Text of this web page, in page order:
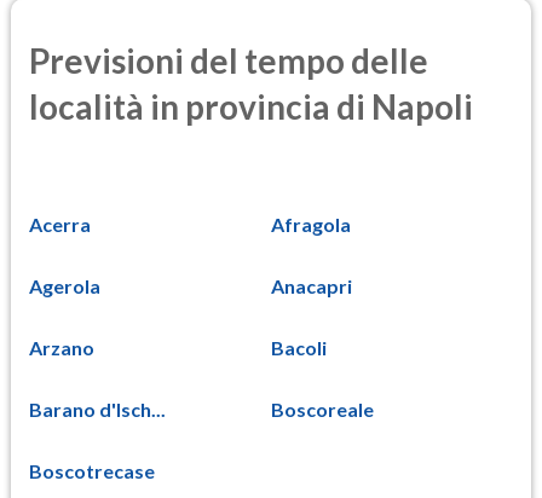
Previsioni del tempo delle
località in provincia di Napoli
Acerra Afragola
Agerola Anacapri
Arzano Bacoli
Barano d'Isch... Boscoreale
Boscotrecase